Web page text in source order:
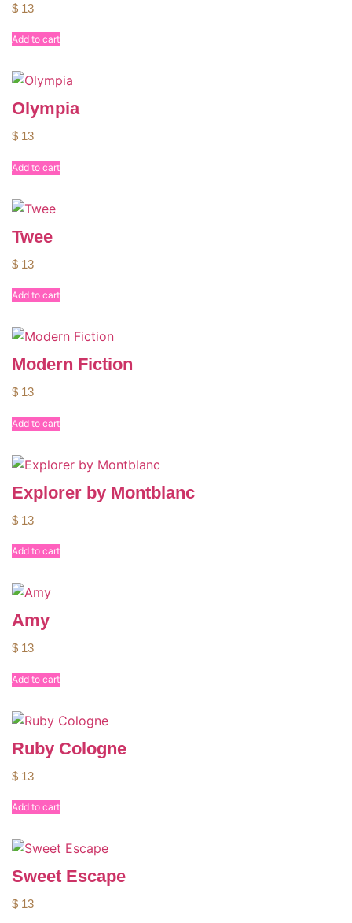
$ 13
Add to cart
Olympia
$ 13
Add to cart
Twee
$ 13
Add to cart
Modern Fiction
$ 13
Add to cart
Explorer by Montblanc
$ 13
Add to cart
Amy
$ 13
Add to cart
Ruby Cologne
$ 13
Add to cart
Sweet Escape
$ 13